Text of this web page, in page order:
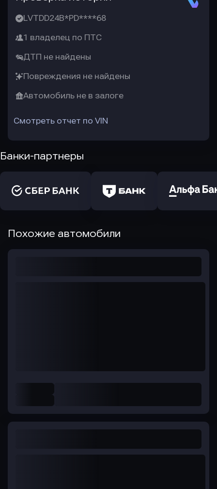
LVTDD24B*PD****68
1 владелец по ПТС
ДТП не найдены
Повреждения не найдены
Автомобиль не в залоге
Смотреть отчет по VIN
Банки-партнеры
Похожие автомобили